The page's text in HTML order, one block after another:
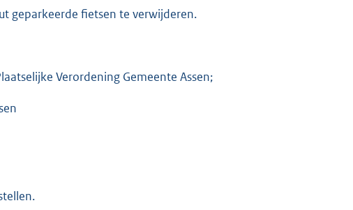
geparkeerde fietsen te verwijderen.
Verordening Gemeente Assen;